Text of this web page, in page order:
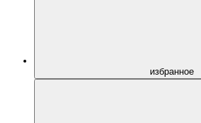
избранное